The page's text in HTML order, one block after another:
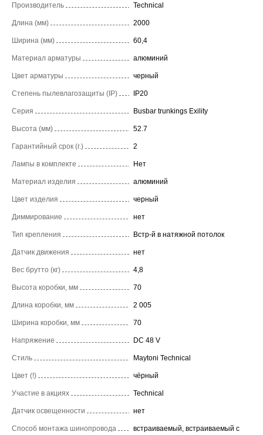
Производитель Technical
Длина (мм) 2000
Ширина (мм) 60,4
Материал арматуры алюминий
Цвет арматуры черный
Степень пылевлагозащиты (IP) IP20
Серия Busbar trunkings Exility
Высота (мм) 52.7
Гарантийный срок (г.) 2
Лампы в комплекте Нет
Материал изделия алюминий
Цвет изделия черный
Диммирование нет
Тип крепления Встр-й в натяжной потолок
Датчик движения нет
Вес брутто (кг) 4,8
Высота коробки, мм 70
Длина коробки, мм 2 005
Ширина коробки, мм 70
Напряжение DC 48 V
Стиль Maytoni Technical
Цвет (!) чёрный
Участие в акциях Technical
Датчик освещенности нет
Способ монтажа шинопровода
встраиваемый, встраиваемый с